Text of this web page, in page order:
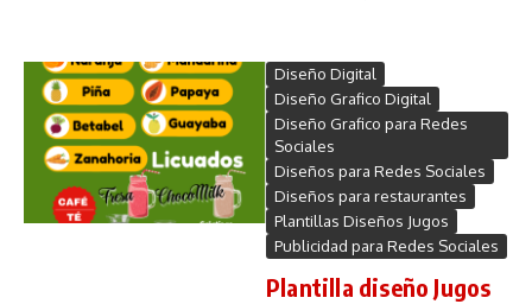
Diseño Digital
Diseño Grafico Digital
Diseño Grafico para Redes
Sociales
Diseños para Redes Sociales
Diseños para restaurantes
Plantillas Diseños Jugos
Publicidad para Redes Sociales
Plantilla diseño Jugos